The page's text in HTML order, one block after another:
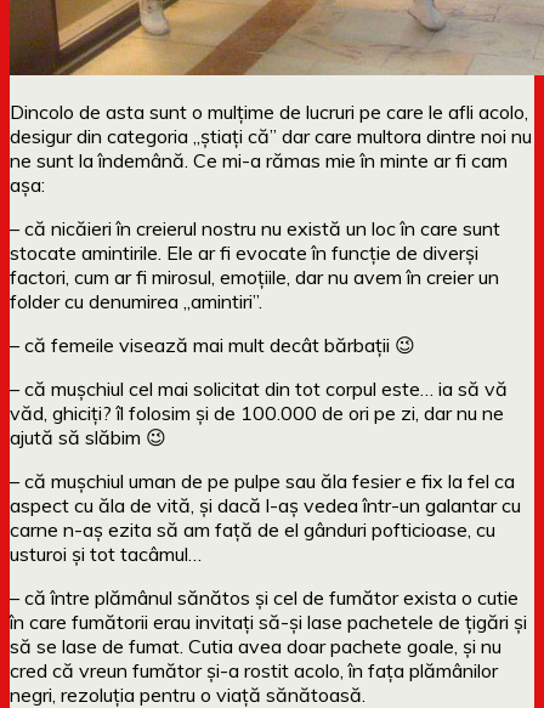
Dincolo de asta sunt o mulțime de lucruri pe care le afli acolo,
desigur din categoria „știați că” dar care multora dintre noi nu
ne sunt la îndemână. Ce mi-a rămas mie în minte ar fi cam
așa:
– că nicăieri în creierul nostru nu există un loc în care sunt
stocate amintirile. Ele ar fi evocate în funcție de diverși
factori, cum ar fi mirosul, emoțiile, dar nu avem în creier un
folder cu denumirea „amintiri”.
– că femeile visează mai mult decât bărbații 😉
– că mușchiul cel mai solicitat din tot corpul este… ia să vă
văd, ghiciți? îl folosim și de 100.000 de ori pe zi, dar nu ne
ajută să slăbim 😉
– că mușchiul uman de pe pulpe sau ăla fesier e fix la fel ca
aspect cu ăla de vită, și dacă l-aș vedea într-un galantar cu
carne n-aș ezita să am față de el gânduri pofticioase, cu
usturoi și tot tacâmul…
– că între plămânul sănătos și cel de fumător exista o cutie
în care fumătorii erau invitați să-și lase pachetele de țigări și
să se lase de fumat. Cutia avea doar pachete goale, și nu
cred că vreun fumător și-a rostit acolo, în fața plămânilor
negri, rezoluția pentru o viață sănătoasă.